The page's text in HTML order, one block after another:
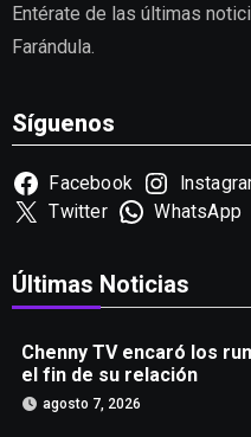
Entérate de las últimas
Farándula.
Síguenos
Facebook
Twitter
WhatsApp
Últimas Noticias
Chenny TV encaró los
el fin de su relación
agosto 7, 2026